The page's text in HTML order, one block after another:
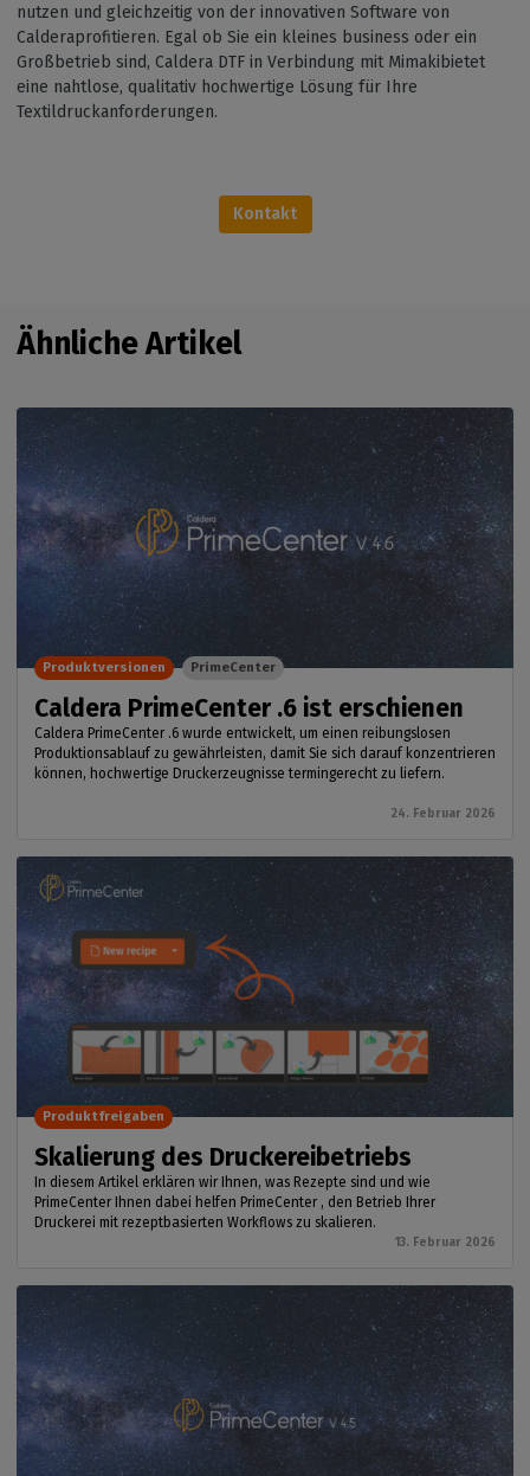
nutzen und gleichzeitig von der innovativen Software von
Calderaprofitieren. Egal ob Sie ein kleines business oder ein
Großbetrieb sind, Caldera DTF in Verbindung mit Mimakibietet
eine nahtlose, qualitativ hochwertige Lösung für Ihre
Textildruckanforderungen.
Kontakt
Ähnliche Artikel
Caldera PrimeCenter .6 ist erschienen
Caldera PrimeCenter .6 wurde entwickelt, um einen reibungslosen
Produktionsablauf zu gewährleisten, damit Sie sich darauf konzentrieren
können, hochwertige Druckerzeugnisse termingerecht zu liefern.
24. Februar 2026
Produktversionen PrimeCenter
Skalierung des Druckereibetriebs
In diesem Artikel erklären wir Ihnen, was Rezepte sind und wie
PrimeCenter Ihnen dabei helfen PrimeCenter , den Betrieb Ihrer
Druckerei mit rezeptbasierten Workflows zu skalieren.
13. Februar 2026
Produktfreigaben